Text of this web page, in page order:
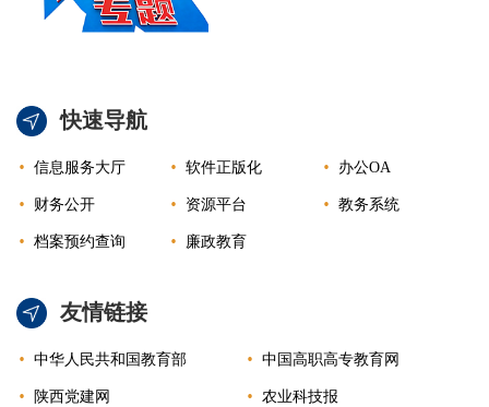
快速导航
信息服务大厅 软件正版化 办公OA
财务公开 资源平台 教务系统
档案预约查询 廉政教育
友情链接
中华人民共和国教育部 中国高职高专教育网
陕西党建网 农业科技报